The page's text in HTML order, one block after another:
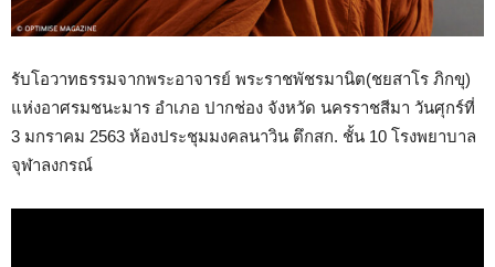
รับโอวาทธรรมจากพระอาจารย์ พระราชพัชรมานิต(ชยสาโร ภิกขุ)
แห่งอาศรมชนะมาร อำเภอ ปากช่อง จังหวัด นครราชสีมา วันศุกร์ที่
3 มกราคม 2563 ห้องประชุมมงคลนาวิน ตึกสก. ชั้น 10 โรงพยาบาล
จุฬาลงกรณ์